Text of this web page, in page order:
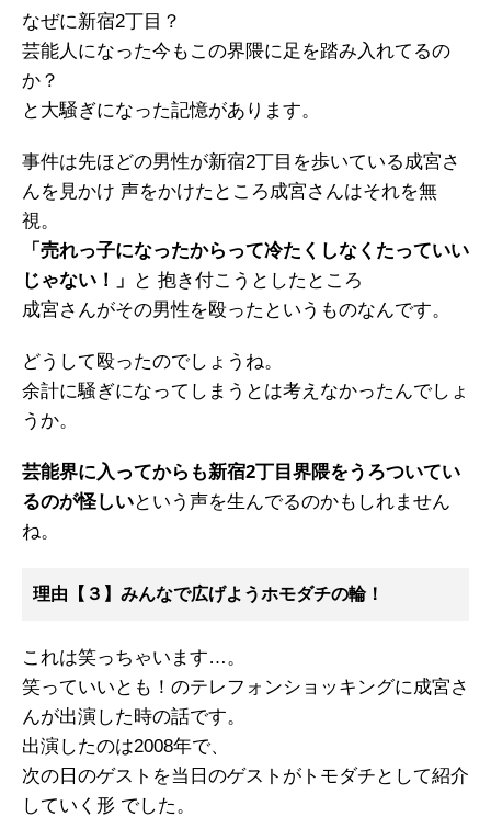
なぜに新宿2丁目？
芸能人になった今もこの界隈に足を踏み入れてるの
か？
と大騒ぎになった記憶があります。
事件は先ほどの男性が新宿2丁目を歩いている成宮さ
んを見かけ 声をかけたところ成宮さんはそれを無
視。
「売れっ子になったからって冷たくしなくたっていい
じゃない！」
と 抱き付こうとしたところ
成宮さんがその男性を殴ったというものなんです。
どうして殴ったのでしょうね。
余計に騒ぎになってしまうとは考えなかったんでしょ
うか。
芸能界に入ってからも新宿2丁目界隈をうろついてい
るのが怪しいという声を生んでるのかもしれません
ね。
理由【３】みんなで広げようホモダチの輪！
これは笑っちゃいます…。
笑っていいとも！のテレフォンショッキングに成宮さ
んが出演した時の話です。
出演したのは2008年で、
次の日のゲストを当日のゲストがトモダチとして紹介
していく形 でした。